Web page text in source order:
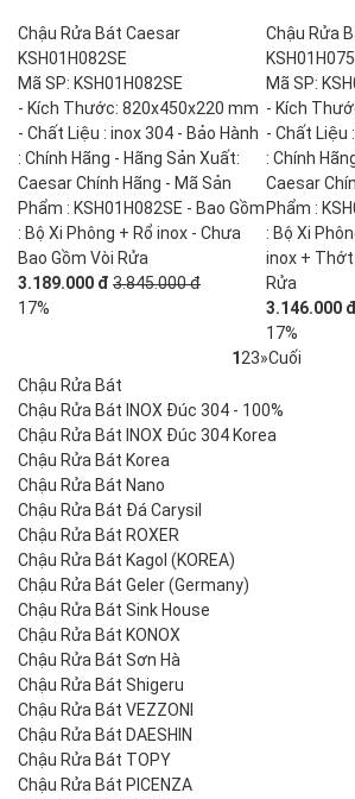
Chậu Rửa Bát Caesar
KSH01H082SE
Mã SP: KSH01H082SE
- Kích Thước: 820x450x220 mm
- Chất Liệu : inox 304 - Bảo Hành
: Chính Hãng - Hãng Sản Xuất:
Caesar Chính Hãng - Mã Sản
Phẩm : KSH01H082SE - Bao Gồm
: Bộ Xi Phông + Rổ inox - Chưa
Bao Gồm Vòi Rửa
3.189.000 đ 3.845.000 đ
17%
Chậu Rửa
Mã SP:
- Kích
- Chất Liệu
: Chính
Caesar
Phẩm :
: Bộ Xi
inox + Thớt
Rửa
3.146.000 đ
17%
1 23»Cuối
Chậu Rửa Bát
Chậu Rửa Bát INOX Đúc 304 - 100%
Chậu Rửa Bát INOX Đúc 304 Korea
Chậu Rửa Bát Korea
Chậu Rửa Bát Nano
Chậu Rửa Bát Đá Carysil
Chậu Rửa Bát ROXER
Chậu Rửa Bát Kagol (KOREA)
Chậu Rửa Bát Geler (Germany)
Chậu Rửa Bát Sink House
Chậu Rửa Bát KONOX
Chậu Rửa Bát Sơn Hà
Chậu Rửa Bát Shigeru
Chậu Rửa Bát VEZZONI
Chậu Rửa Bát DAESHIN
Chậu Rửa Bát TOPY
Chậu Rửa Bát PICENZA